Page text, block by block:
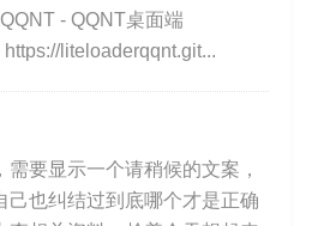
开启断点，红色状态说明开
- QQNT桌面端
liteloaderqqnt.git...
要显示一个请稍候的文案，
己也纠结过到底哪个才是正确